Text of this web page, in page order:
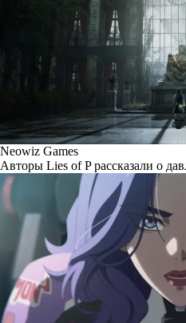
Neowiz Games
Авторы Lies of P рассказали о